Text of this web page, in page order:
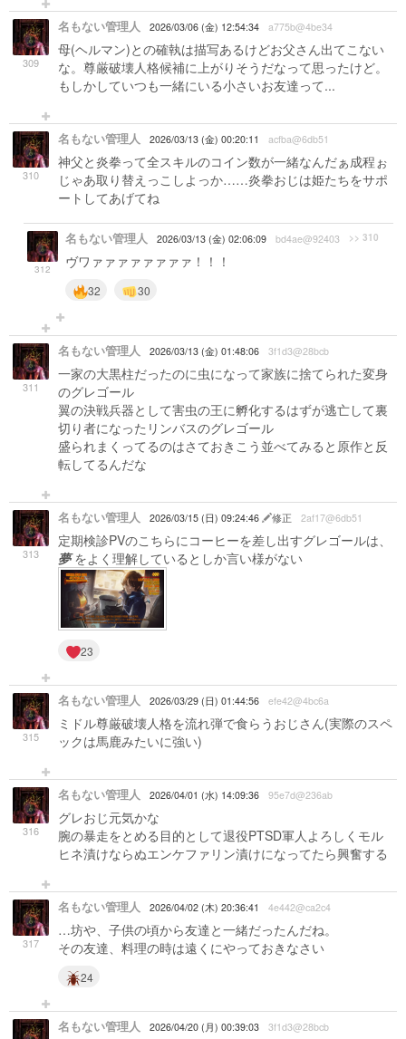
309
名もない管理人 2026/03/06 (金) 12:54:34 a775b@4be34
母(ヘルマン)との確執は描写あるけどお父さん出てこない
な。尊厳破壊人格候補に上がりそうだなって思ったけど。
もしかしていつも一緒にいる小さいお友達って...
310
名もない管理人 2026/03/13 (金) 00:20:11 acfba@6db51
神父と炎拳って全スキルのコイン数が一緒なんだぁ成程ぉ
じゃあ取り替えっこしよっか……炎拳おじは姫たちをサポ
ートしてあげてね
312
名もない管理人 2026/03/13 (金) 02:06:09 bd4ae@92403 >> 310
ヴワァァァァァァァァ！！！
32 30
311
名もない管理人 2026/03/13 (金) 01:48:06 3f1d3@28bcb
一家の大黒柱だったのに虫になって家族に捨てられた変身
のグレゴール
翼の決戦兵器として害虫の王に孵化するはずが逃亡して裏
切り者になったリンバスのグレゴール
盛られまくってるのはさておきこう並べてみると原作と反
転してるんだな
313
名もない管理人 2026/03/15 (日) 09:24:46 修正 2af17@6db51
定期検診PVのこちらにコーヒーを差し出すグレゴールは、
夢をよく理解しているとしか言い様がない
23
315
名もない管理人 2026/03/29 (日) 01:44:56 efe42@4bc6a
ミドル尊厳破壊人格を流れ弾で食らうおじさん(実際のスペ
ックは馬鹿みたいに強い)
316
名もない管理人 2026/04/01 (水) 14:09:36 95e7d@236ab
グレおじ元気かな
腕の暴走をとめる目的として退役PTSD軍人よろしくモル
ヒネ漬けならぬエンケファリン漬けになってたら興奮する
317
名もない管理人 2026/04/02 (木) 20:36:41 4e442@ca2c4
…坊や、子供の頃から友達と一緒だったんだね。
その友達、料理の時は遠くにやっておきなさい
24
名もない管理人 2026/04/20 (月) 00:39:03 3f1d3@28bcb